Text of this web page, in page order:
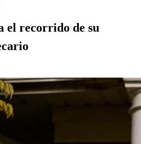
el recorrido de su